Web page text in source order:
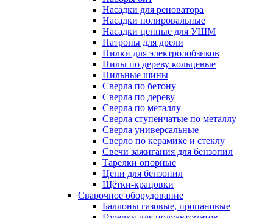
Насадки для реноватора
Насадки полировальные
Насадки цепные для УШМ
Патроны для дрели
Пилки для электролобзиков
Пилы по дереву кольцевые
Пильные шины
Сверла по бетону
Сверла по дереву
Сверла по металлу
Сверла ступенчатые по металлу
Сверла универсальные
Сверло по керамике и стеклу
Свечи зажигания для бензопил
Тарелки опорные
Цепи для бензопил
Щётки-крацовки
Сварочное оборудование
Баллоны газовые, пропановые